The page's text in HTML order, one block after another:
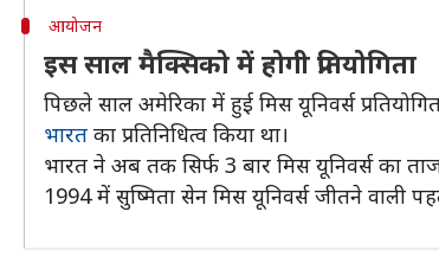
आयोजन
इस साल मैक्सिको में होगी प्रतियोगिता
पिछले साल अमेरिका में हुई मिस यूनिवर्स
भारत का प्रतिनिधित्व किया था।
भारत ने अब तक सिर्फ 3 बार मिस यूनिवर्स का
1994 में सुष्मिता सेन मिस यूनिवर्स जीतने वाली